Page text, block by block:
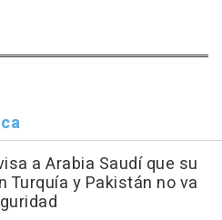
a Arabia Saudí que su
Turquía y Pakistán no va